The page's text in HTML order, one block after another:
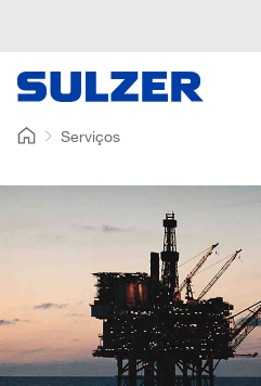
Serviços